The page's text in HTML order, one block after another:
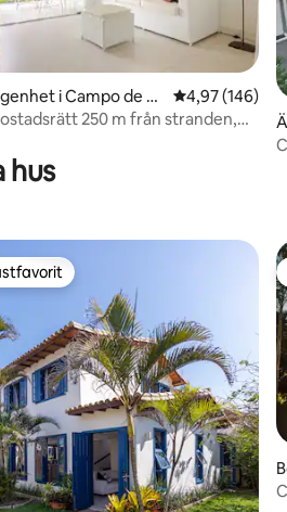
betyg, 207 omdömen
i Campo de P
4,97 av 5 i
4,97 (146)
250 m från stranden,
hus
betyg, 219 omdömen
gästfavorit
s